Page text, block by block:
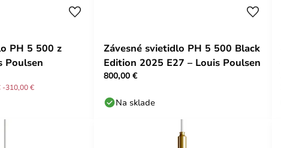
PH 5 500 z
Poulsen
-310,00 €
Závesné svietidlo PH 5 500 Black
Edition 2025 E27 – Louis Poulsen
800,00 €
Na sklade